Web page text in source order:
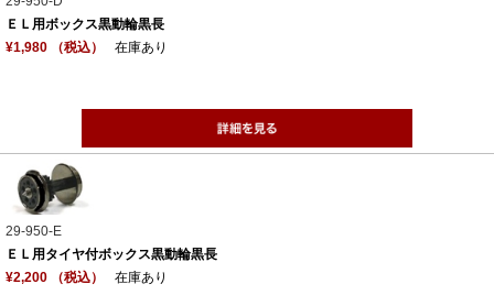
ＥＬ用ボックス黒動輪黒長
¥1,980 （税込）
在庫あり
29-950-E
ＥＬ用タイヤ付ボックス黒動輪黒長
¥2,200 （税込）
在庫あり